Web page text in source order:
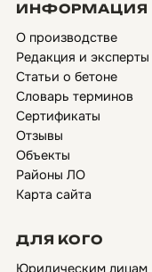
ИНФОРМАЦИЯ
О производстве
Редакция и эксперты
Статьи о бетоне
Словарь терминов
Сертификаты
Отзывы
Объекты
Районы ЛО
Карта сайта
ДЛЯ КОГО
Юридическим лицам